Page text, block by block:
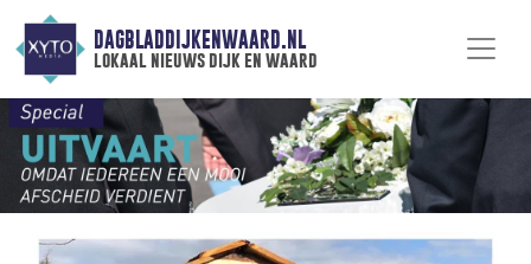
DAGBLADDIJKENWAARD.NL
lokaal nieuws dijk en waard